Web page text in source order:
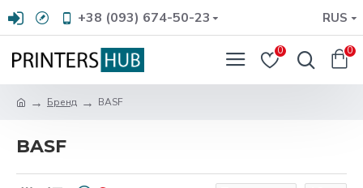
+38 (093) 674-50-23 RUS
0 0
Бренд BASF
BASF